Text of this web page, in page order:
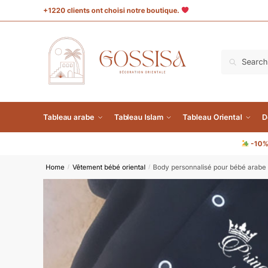
+1220 clients ont choisi notre boutique.
Search
Tableau arabe Tableau Islam Tableau Oriental
-
Home / Vêtement bébé oriental / Body personnalisé pour bébé arabe